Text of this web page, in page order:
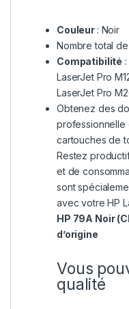
Couleur : Noir
Nombre total
Compatibilité
LaserJet Pro
LaserJet Pro
Obtenez des
professionnelle
cartouches de
Restez
et de
sont
avec votre HP
HP 79A Noir
d’origine
Vous
qualité